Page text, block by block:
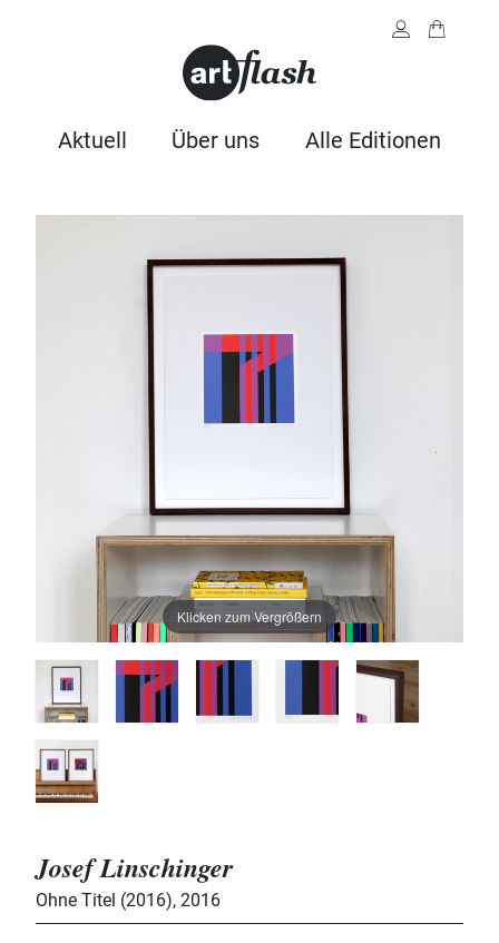
Aktuell Über uns Alle Editionen
Klicken zum Vergrößern
Josef Linschinger
Ohne Titel (2016), 2016